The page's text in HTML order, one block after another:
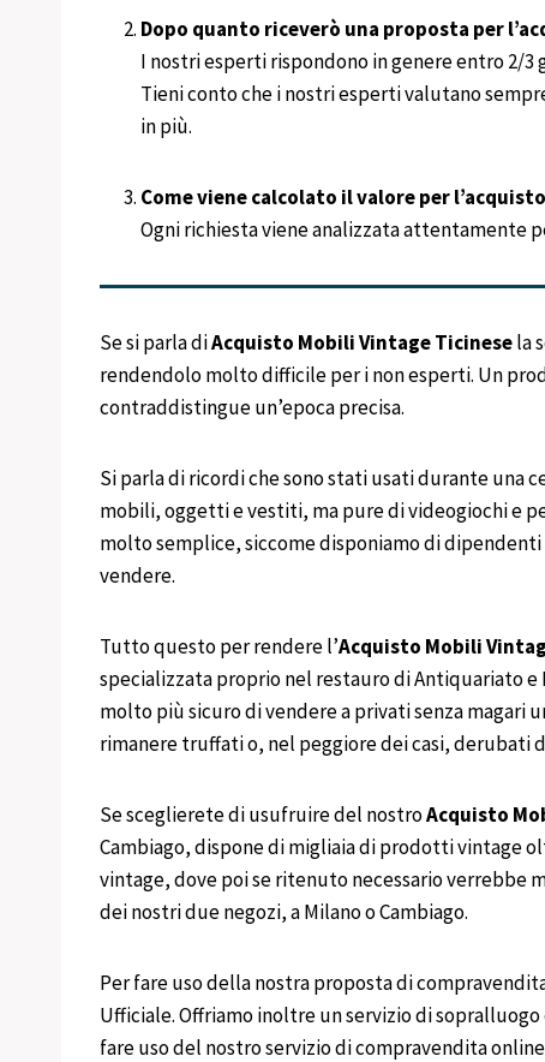
Dopo quanto riceverò una proposta per
I nostri esperti rispondono in genere entro 2/3
Tieni conto che i nostri esperti valutano
in più.
Come viene calcolato il valore per
Ogni richiesta viene analizzata attentamente
Se si parla diAcquisto Mobili VintageTicinesela
rendendolo molto difficile per i non esperti. Un
contraddistingue un’epoca precisa.
Si parla di ricordi che sono stati usati durante una
mobili, oggetti e vestiti, ma pure di videogiochi e
molto semplice, siccome disponiamo di
vendere.
Tutto questo per rendere l’Acquisto Mobili
specializzata proprio nel restauro di Antiquariato e
molto più sicuro di vendere a privati senza
rimanere truffati o, nel peggiore dei casi, derubati
Se sceglierete di usufruire del nostroAcquisto
Cambiago, dispone di migliaia di prodotti vintage
vintage, dove poi se ritenuto necessario verrebbe
dei nostri due negozi, a Milano o Cambiago.
Per fare uso della nostra proposta di
Ufficiale. Offriamo inoltre un servizio di
fare uso del nostro servizio di compravendita